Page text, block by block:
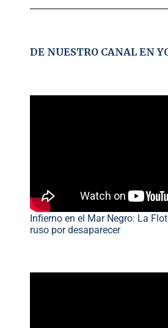
DE NUESTRO CANAL EN
Infierno en el Mar Negro: La
ruso por desaparecer